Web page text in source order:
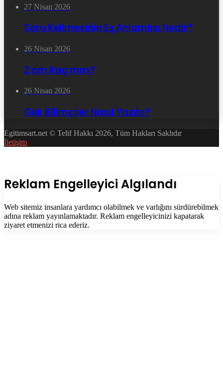
27 Nisan 2026
Soru Kelimesinin Eş Anlamlısı Nedir?
26 Nisan 2026
2 cm Kaç mm?
26 Nisan 2026
Gök Bilimciler Nasıl Yazılır?
Egitimsart.net © Telif Hakkı 2026, Tüm Hakları Saklıdır
İletişim
Kapalı
Reklam Engelleyici Algılandı
Web sitemiz insanlara yardımcı olabilmek ve varlığını sürdürebilmek
adına reklam yayınlamaktadır. Reklam engelleyicinizi kapatarak
ziyaret etmenizi rica ederiz.